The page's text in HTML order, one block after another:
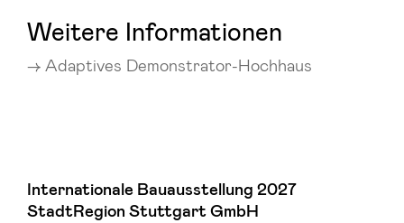
Weitere Informationen
Adaptives Demonstrator-Hochhaus
Internationale Bauausstellung 2027
StadtRegion Stuttgart GmbH